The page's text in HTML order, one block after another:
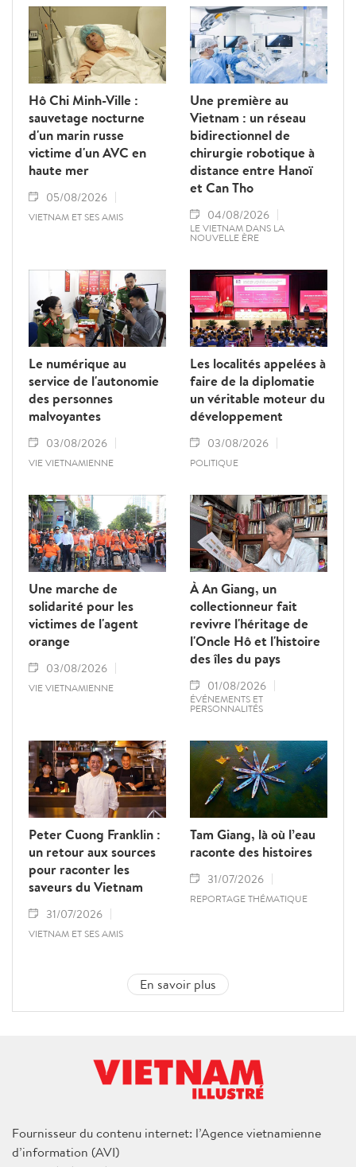
Hô Chi Minh-Ville :
sauvetage nocturne
d'un marin russe
victime d'un AVC en
haute mer
05/08/2026
VIETNAM ET SES AMIS
Une première au
Vietnam : un réseau
bidirectionnel de
chirurgie robotique à
distance entre Hanoï
et Can Tho
04/08/2026
LE VIETNAM DANS LA
NOUVELLE ÈRE
Le numérique au
service de l'autonomie
des personnes
malvoyantes
03/08/2026
VIE VIETNAMIENNE
Les localités appelées à
faire de la diplomatie
un véritable moteur du
développement
03/08/2026
POLITIQUE
Une marche de
solidarité pour les
victimes de l'agent
orange
03/08/2026
VIE VIETNAMIENNE
À An Giang, un
collectionneur fait
revivre l'héritage de
l'Oncle Hô et l'histoire
des îles du pays
01/08/2026
ÉVÉNEMENTS ET
PERSONNALITÉS
Peter Cuong Franklin :
un retour aux sources
pour raconter les
saveurs du Vietnam
31/07/2026
VIETNAM ET SES AMIS
Tam Giang, là où l’eau
raconte des histoires
31/07/2026
REPORTAGE THÉMATIQUE
En savoir plus
Fournisseur du contenu internet: l’Agence vietnamienne
d’information (AVI)